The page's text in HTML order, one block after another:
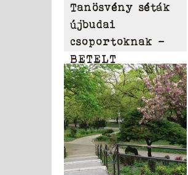
Tanösvény séták
újbudai
csoportoknak –
BETELT